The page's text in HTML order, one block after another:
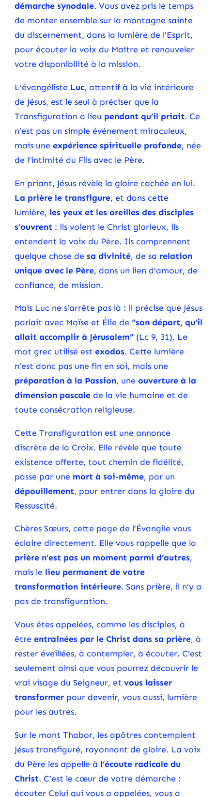
démarche synodale. Vous avez pris le temps
de monter ensemble sur la montagne sainte
du discernement, dans la lumière de l’Esprit,
pour écouter la voix du Maître et renouveler
votre disponibilité à la mission.
L’évangéliste Luc, attentif à la vie intérieure
de Jésus, est le seul à préciser que la
Transfiguration a lieu pendant qu’il priait. Ce
n’est pas un simple événement miraculeux,
mais une expérience spirituelle profonde, née
de l’intimité du Fils avec le Père.
En priant, Jésus révèle la gloire cachée en lui.
La prière le transfigure, et dans cette
lumière, les yeux et les oreilles des disciples
s’ouvrent : ils voient le Christ glorieux, ils
entendent la voix du Père. Ils comprennent
quelque chose de sa divinité, de sa relation
unique avec le Père, dans un lien d’amour, de
confiance, de mission.
Mais Luc ne s’arrête pas là : il précise que Jésus
parlait avec Moïse et Élie de “son départ, qu’il
allait accomplir à Jérusalem” (Lc 9, 31). Le
mot grec utilisé est exodos. Cette lumière
n’est donc pas une fin en soi, mais une
préparation à la Passion, une ouverture à la
dimension pascale de la vie humaine et de
toute consécration religieuse.
Cette Transfiguration est une annonce
discrète de la Croix. Elle révèle que toute
existence offerte, tout chemin de fidélité,
passe par une mort à soi-même, par un
dépouillement, pour entrer dans la gloire du
Ressuscité.
Chères Sœurs, cette page de l’Évangile vous
éclaire directement. Elle vous rappelle que la
prière n’est pas un moment parmi d’autres,
mais le lieu permanent de votre
transformation intérieure. Sans prière, il n’y a
pas de transfiguration.
Vous êtes appelées, comme les disciples, à
être entraînées par le Christ dans sa prière, à
rester éveillées, à contempler, à écouter. C’est
seulement ainsi que vous pourrez découvrir le
vrai visage du Seigneur, et vous laisser
transformer pour devenir, vous aussi, lumière
pour les autres.
Sur le mont Thabor, les apôtres contemplent
Jésus transfiguré, rayonnant de gloire. La voix
du Père les appelle à l’écoute radicale du
Christ. C’est le cœur de votre démarche :
écouter Celui qui vous a appelées, vous a